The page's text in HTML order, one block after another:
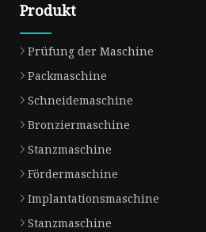
Produkt
Prüfung der Maschine
Packmaschine
Schneidemaschine
Bronziermaschine
Stanzmaschine
Fördermaschine
Implantationsmaschine
Stanzmaschine